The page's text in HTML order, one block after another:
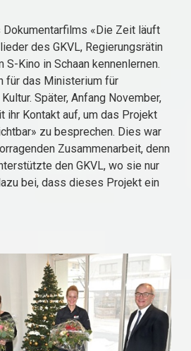
«Die Zeit läuft
des GKVL, Regierungsrätin
S-Kino in Schaan kennenlernen.
für das Ministerium für
Später, Anfang November,
ihr Kontakt auf, um das Projekt
zu besprechen. Dies war
Zusammenarbeit, denn
den GKVL, wo sie nur
bei, dass dieses Projekt ein